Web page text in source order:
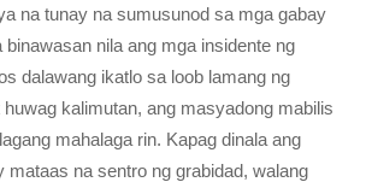
na tunay na sumusunod sa mga gabay
binawasan nila ang mga insidente ng
dalawang ikatlo sa loob lamang ng
huwag kalimutan, ang masyadong mabilis
mahalaga rin. Kapag dinala ang
mataas na sentro ng grabidad, walang